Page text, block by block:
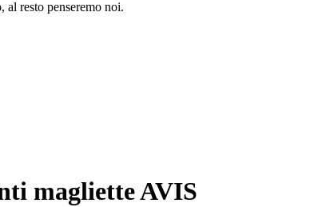
al resto penseremo noi.
magliette AVIS